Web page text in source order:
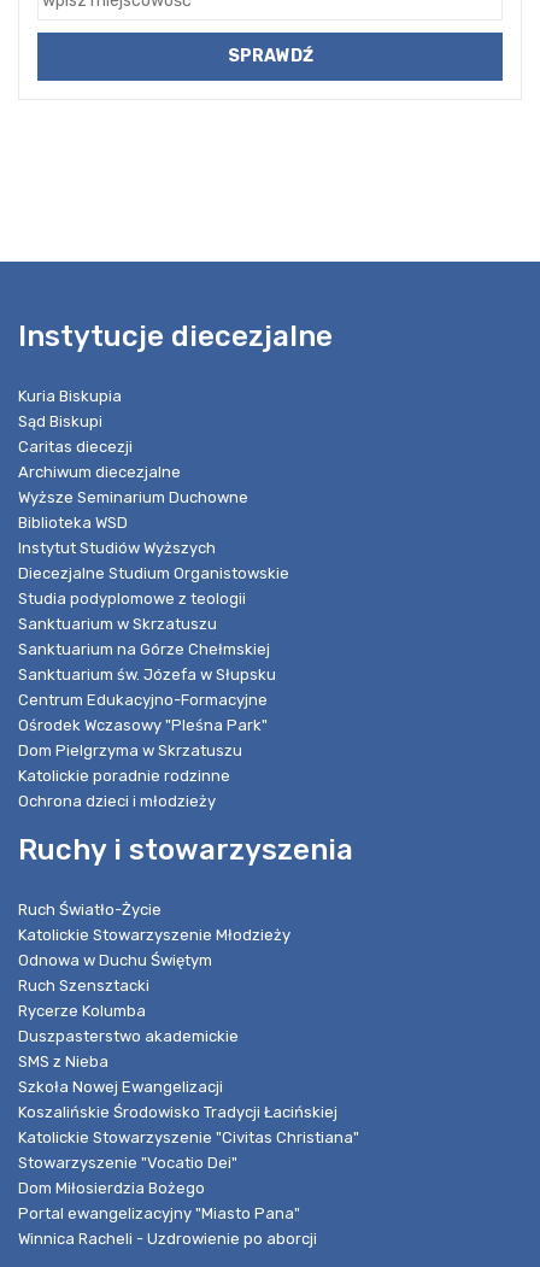
Instytucje diecezjalne
Kuria Biskupia
Sąd Biskupi
Caritas diecezji
Archiwum diecezjalne
Wyższe Seminarium Duchowne
Biblioteka WSD
Instytut Studiów Wyższych
Diecezjalne Studium Organistowskie
Studia podyplomowe z teologii
Sanktuarium w Skrzatuszu
Sanktuarium na Górze Chełmskiej
Sanktuarium św. Józefa w Słupsku
Centrum Edukacyjno-Formacyjne
Ośrodek Wczasowy "Pleśna Park"
Dom Pielgrzyma w Skrzatuszu
Katolickie poradnie rodzinne
Ochrona dzieci i młodzieży
Ruchy i stowarzyszenia
Ruch Światło-Życie
Katolickie Stowarzyszenie Młodzieży
Odnowa w Duchu Świętym
Ruch Szensztacki
Rycerze Kolumba
Duszpasterstwo akademickie
SMS z Nieba
Szkoła Nowej Ewangelizacji
Koszalińskie Środowisko Tradycji Łacińskiej
Katolickie Stowarzyszenie "Civitas Christiana"
Stowarzyszenie "Vocatio Dei"
Dom Miłosierdzia Bożego
Portal ewangelizacyjny "Miasto Pana"
Winnica Racheli - Uzdrowienie po aborcji